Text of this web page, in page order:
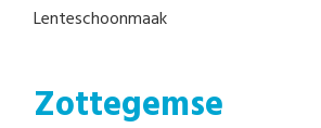
Lenteschoonmaak
Zottegemse